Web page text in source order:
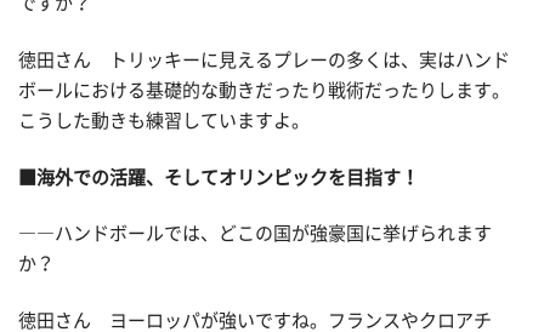
徳田さん トリッキーに見えるプレーの多くは、実はハンド
ボールにおける基礎的な動きだったり戦術だったりします。
こうした動きも練習していますよ。
■海外での活躍、そしてオリンピックを目指す！
――ハンドボールでは、どこの国が強豪国に挙げられます
か？
徳田さん ヨーロッパが強いですね。フランスやクロアチ